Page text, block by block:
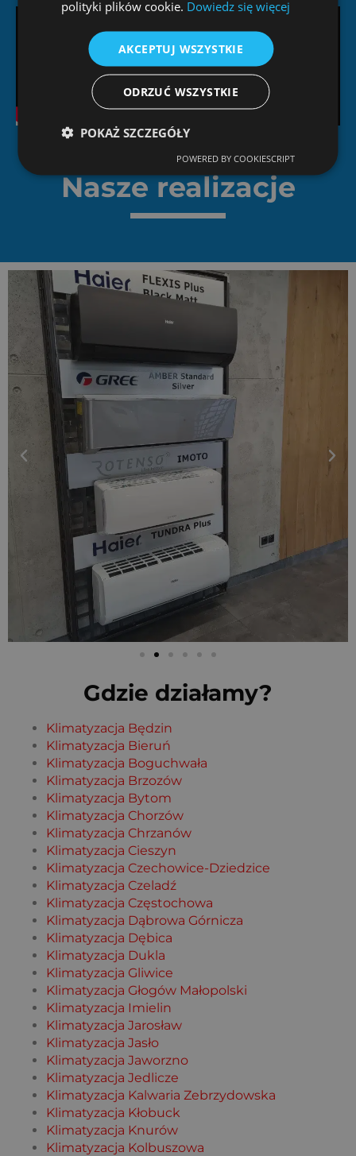
Nasze realizacje
Gdzie działamy?
Klimatyzacja Będzin
Klimatyzacja Bieruń
Klimatyzacja Boguchwała
Klimatyzacja Brzozów
Klimatyzacja Bytom
Klimatyzacja Chorzów
Klimatyzacja Chrzanów
Klimatyzacja Cieszyn
Klimatyzacja Czechowice-Dziedzice
Klimatyzacja Czeladź
Klimatyzacja Częstochowa
Klimatyzacja Dąbrowa Górnicza
Klimatyzacja Dębica
Klimatyzacja Dukla
Klimatyzacja Gliwice
Klimatyzacja Głogów Małopolski
Klimatyzacja Imielin
Klimatyzacja Jarosław
Klimatyzacja Jasło
Klimatyzacja Jaworzno
Klimatyzacja Jedlicze
Klimatyzacja Kalwaria Zebrzydowska
Klimatyzacja Kłobuck
Klimatyzacja Knurów
Klimatyzacja Kolbuszowa
polityki plików cookie. Dowiedz się więcej
AKCEPTUJ WSZYSTKIE
ODRZUĆ WSZYSTKIE
POKAŻ SZCZEGÓŁY
POWERED BY COOKIESCRIPT